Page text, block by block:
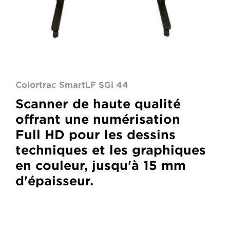
Colortrac SmartLF SGi 44
Scanner de haute qualité
offrant une numérisation
Full HD pour les dessins
techniques et les graphiques
en couleur, jusqu'à 15 mm
d'épaisseur.